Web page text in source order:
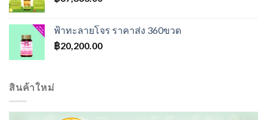
ฟ้าทะลายโจร ราคาส่ง 360ขวด
฿20,200.00
สินค้าใหม่